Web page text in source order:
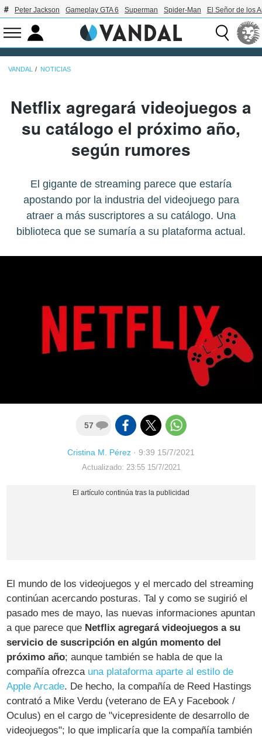
Peter Jackson Gameplay GTA 6 Superman Spider-Man El Señor de los
VANDAL NOTICIAS
Netflix agregará videojuegos a
su catálogo el próximo año,
según rumores
El gigante de streaming parece que estaría
apostando por la industria del videojuego para
atraer a más suscriptores a su catálogo. Una
biblioteca que se sumaría a su plataforma actual.
57
Cristina M. Pérez · 9:39 15/7/2021
Actualizado: 23:55 15/7/2021
El mundo de los videojuegos y el mercado del streaming
continúan acercando posturas. Tal y como se sugirió el
pasado mes de mayo, las nuevas informaciones apuntan
a que parece que Netflix agregará videojuegos a su
servicio de suscripción en algún momento del
próximo año; aunque también se habla de que la
compañía ofrezca una plataforma aparte al estilo de
Apple Arcade. De hecho, la compañía de Reed Hastings
contrató a Mike Verdu (veterano de EA y Facebook /
Oculus) en el cargo de "vicepresidente de desarrollo de
videojuegos"; lo que implicaría que la compañía también